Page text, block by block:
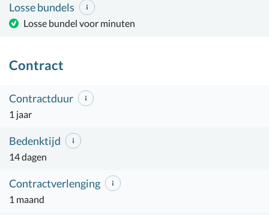
Losse bundels
Losse bundel voor minuten
Contract
Contractduur
1 jaar
Bedenktijd
14 dagen
Contractverlenging
1 maand